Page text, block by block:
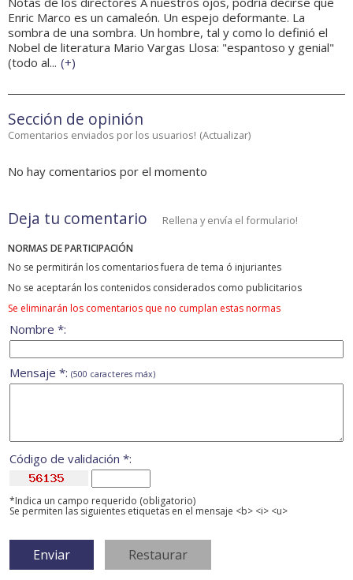
Enric Marco es un camaleón. Un espejo deformante. La
sombra de una sombra. Un hombre, tal y como lo definió el
Nobel de literatura Mario Vargas Llosa: "espantoso y genial"
(todo al... (+)
Sección de opinión
Comentarios enviados por los usuarios! (Actualizar)
No hay comentarios por el momento
Deja tu comentario Rellena y envía el formulario!
NORMAS DE PARTICIPACIÓN
No se permitirán los comentarios fuera de tema ó injuriantes
No se aceptarán los contenidos considerados como publicitarios
Se eliminarán los comentarios que no cumplan estas normas
Nombre *:
Mensaje *: (500 caracteres máx)
Código de validación *:
*Indica un campo requerido (obligatorio)
Se permiten las siguientes etiquetas en el mensaje <b> <i> <u>